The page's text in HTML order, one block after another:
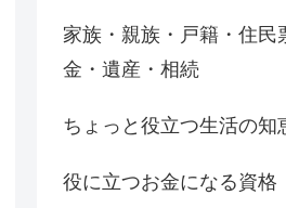
家族・親族・戸籍・住民
金・遺産・相続
ちょっと役立つ生活の知
役に立つお金になる資格